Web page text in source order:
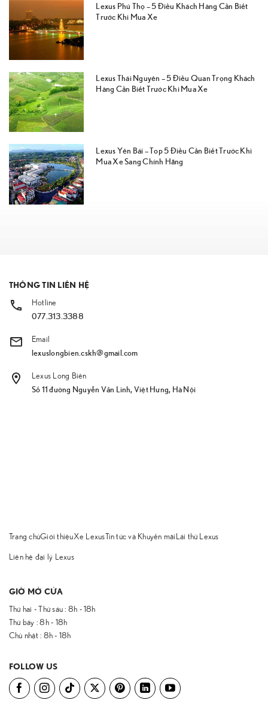
Lexus Phú Thọ – 5 Điều Khách Hàng Cần Biết
Trước Khi Mua Xe
Lexus Thái Nguyên – 5 Điều Quan Trọng Khách
Hàng Cần Biết Trước Khi Mua Xe
Lexus Yên Bái – Top 5 Điều Cần Biết Trước Khi
Mua Xe Sang Chính Hãng
THÔNG TIN LIÊN HỆ
Hotline
077.313.3388
Email
lexuslongbien.cskh@gmail.com
Lexus Long Biên
Số 11 đường Nguyễn Văn Linh, Việt Hưng, Hà Nội
Trang chủGiới thiệuXe LexusTin tức và Khuyến mãi Lái thử Lexus
Liên hệ đại lý Lexus
GIỜ MỞ CỬA
Thứ hai - Thứ sáu : 8h - 18h
Thứ bảy : 8h - 18h
Chủ nhật : 8h - 18h
FOLLOW US